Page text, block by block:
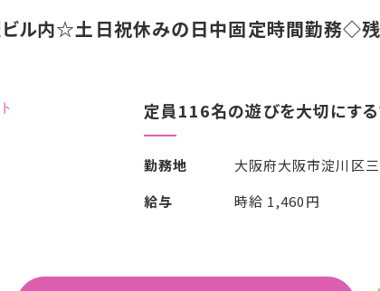
ル内☆土日祝休みの日中固定時間勤務◇
定員116名の遊びを大切にす
勤務地 大阪府大阪市淀川区
給与
時給 1,460円